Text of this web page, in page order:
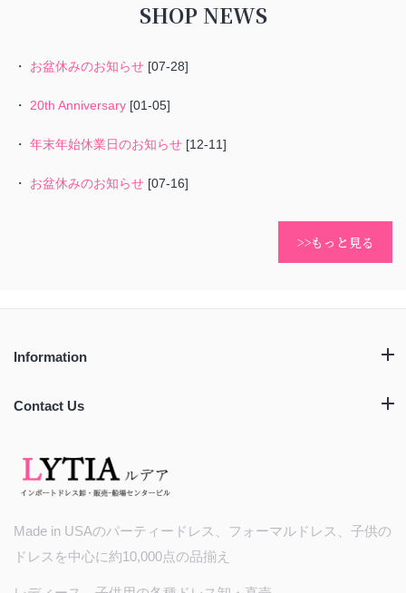
SHOP NEWS
・ お盆休みのお知らせ [07-28]
・ 20th Anniversary [01-05]
・ 年末年始休業日のお知らせ [12-11]
・ お盆休みのお知らせ [07-16]
>>もっと見る
Made in USAのパーティードレス、フォーマルドレス、子供の
ドレスを中心に約10,000点の品揃え
Information
Contact Us